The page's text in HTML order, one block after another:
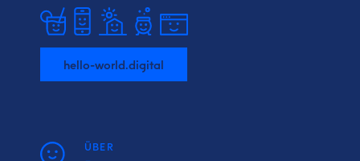
hello-world.digital
ÜBER